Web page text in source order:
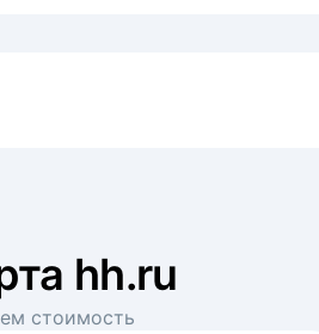
hh.ru
стоимость